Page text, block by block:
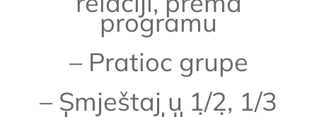
programu
– Pratioc grupe
– Smještaj u 1/2, 1/3